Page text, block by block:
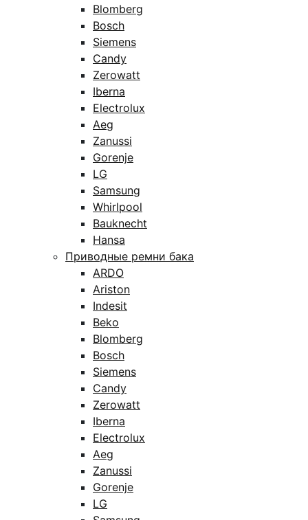
Blomberg
Bosch
Siemens
Candy
Zerowatt
Iberna
Electrolux
Aeg
Zanussi
Gorenje
LG
Samsung
Whirlpool
Bauknecht
Hansa
Приводные ремни бака
ARDO
Ariston
Indesit
Beko
Blomberg
Bosch
Siemens
Candy
Zerowatt
Iberna
Electrolux
Aeg
Zanussi
Gorenje
LG